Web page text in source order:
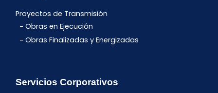
Proyectos de Transmisión
Obras en Ejecución
Obras Finalizadas y Energizadas
Servicios Corporativos